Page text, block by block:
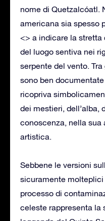
nome di Quetzalcóatl.
americana sia spesso
<> a indicare la
del luogo sentiva nei
serpente del vento.
sono ben
ricopriva
dei mestieri, dell’alba,
conoscenza, nella
artistica.
Sebbene le versioni
sicuramente
processo di
celeste rappresenta la